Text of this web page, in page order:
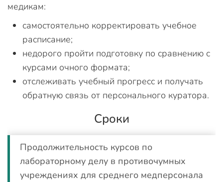
медикам:
самостоятельно корректировать учебное
расписание;
недорого пройти подготовку по сравнению с
курсами очного формата;
отслеживать учебный прогресс и получать
обратную связь от персонального куратора.
Сроки
Продолжительность курсов по
лабораторному делу в противочумных
учреждениях для среднего медперсонала